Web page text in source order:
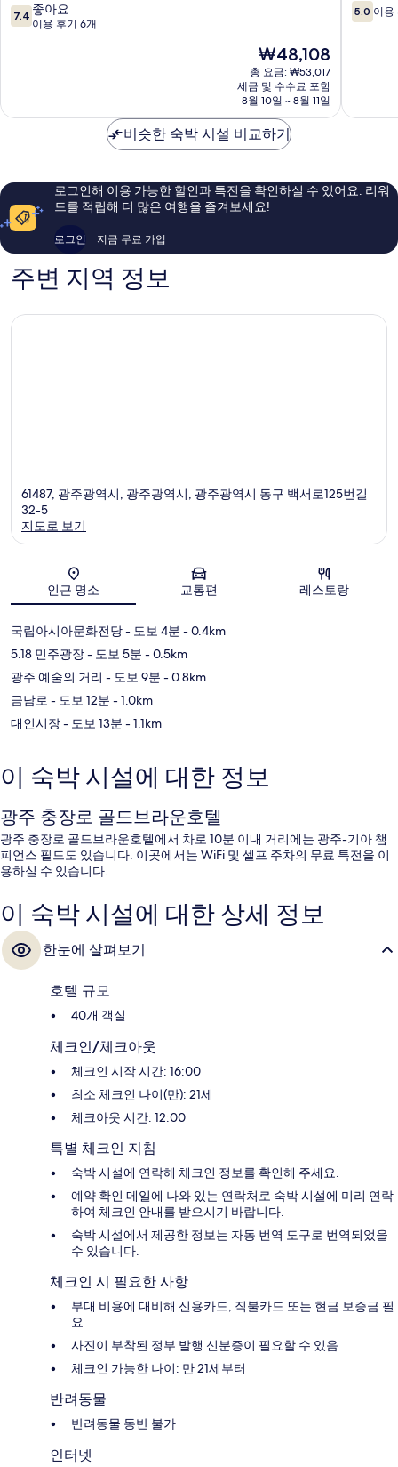
텔
남
10
점
좋
용
기
6
7.4 좋아요
이용 후기 6개
현
재
요
금
₩48,108
₩48,108
총 요금: ₩53,017
세금 및 수수료 포함
8월 10일 ~ 8월 11일
충
장
10
점
이
2
개
5.0 이용
비슷한 숙박 시설 비교하기
로그인해 이용 가능한 할인과 특전을 확인하실 수 있어요. 리워
드를 적립해 더 많은 여행을 즐겨보세요!
로그인 지금 무료 가입
주변 지역 정보
61487, 광주광역시, 광주광역시, 광주광역시 동구 백서로125번길
32-5
지도로 보기
인근 명소 교통편 레스토랑
국립아시아문화전당- 도보 4분 - 0.4km
5.18 민주광장- 도보 5분 - 0.5km
광주 예술의 거리 - 도보 9분 - 0.8km
금남로 - 도보 12분 - 1.0km
대인시장- 도보 13분 - 1.1km
이 숙박 시설에 대한 정보
광주 충장로 골드브라운호텔
광주 충장로 골드브라운호텔에서 차로 10분 이내 거리에는 광주-기아 챔
피언스 필드도 있습니다. 이곳에서는 WiFi 및 셀프 주차의 무료 특전을 이
용하실 수 있습니다.
이 숙박 시설에 대한 상세 정보
한눈에 살펴보기
호텔 규모
40개 객실
체크인/체크아웃
체크인 시작 시간: 16:00
최소 체크인 나이(만): 21세
체크아웃 시간: 12:00
특별 체크인 지침
숙박 시설에 연락해 체크인 정보를 확인해 주세요.
예약 확인 메일에 나와 있는 연락처로 숙박 시설에 미리 연락
하여 체크인 안내를 받으시기 바랍니다.
숙박 시설에서 제공한 정보는 자동 번역 도구로 번역되었을
수 있습니다.
체크인 시 필요한 사항
부대 비용에 대비해 신용카드, 직불카드 또는 현금 보증금 필
요
사진이 부착된 정부 발행 신분증이 필요할 수 있음
체크인 가능한 나이: 만 21세부터
반려동물
반려동물 동반 불가
인터넷